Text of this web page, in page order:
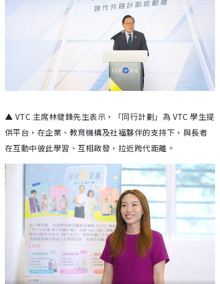
▲ VTC 主席林健鋒先生表示，「同行計劃」為 VTC 學生提
供平台，在企業、教育機構及社福夥伴的支持下，與長者
在互動中彼此學習、互相啟發，拉近跨代距離。